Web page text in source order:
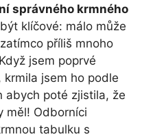
správného krmného
klíčové: málo ‌může
příliš mnoho
jsem poprvé​
jsem ho podle
abych poté zjistila, že
měl! Odborníci
tabulku s